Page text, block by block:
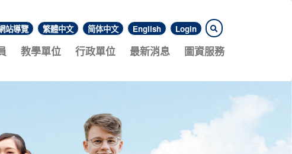
站導覽 繁體中文 简体中文 English Login
教學單位 行政單位 最新消息 圖資服務